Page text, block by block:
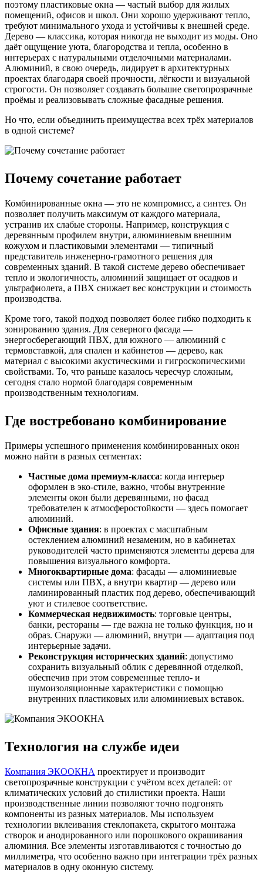
поэтому пластиковые окна — частый выбор для жилых
помещений, офисов и школ. Они хорошо удерживают тепло,
требуют минимального ухода и устойчивы к внешней среде.
Дерево — классика, которая никогда не выходит из моды. Оно
даёт ощущение уюта, благородства и тепла, особенно в
интерьерах с натуральными отделочными материалами.
Алюминий, в свою очередь, лидирует в архитектурных
проектах благодаря своей прочности, лёгкости и визуальной
строгости. Он позволяет создавать большие светопрозрачные
проёмы и реализовывать сложные фасадные решения.
Но что, если объединить преимущества всех трёх материалов
в одной системе?
Почему сочетание работает
Комбинированные окна — это не компромисс, а синтез. Он
позволяет получить максимум от каждого материала,
устранив их слабые стороны. Например, конструкция с
деревянным профилем внутри, алюминиевым внешним
кожухом и пластиковыми элементами — типичный
представитель инженерно-грамотного решения для
современных зданий. В такой системе дерево обеспечивает
тепло и экологичность, алюминий защищает от осадков и
ультрафиолета, а ПВХ снижает вес конструкции и стоимость
производства.
Кроме того, такой подход позволяет более гибко подходить к
зонированию здания. Для северного фасада —
энергосберегающий ПВХ, для южного — алюминий с
термовставкой, для спален и кабинетов — дерево, как
материал с высокими акустическими и гигроскопическими
свойствами. То, что раньше казалось чересчур сложным,
сегодня стало нормой благодаря современным
производственным технологиям.
Где востребовано комбинирование
Примеры успешного применения комбинированных окон
можно найти в разных сегментах:
Частные дома премиум-класса: когда интерьер
оформлен в эко-стиле, важно, чтобы внутренние
элементы окон были деревянными, но фасад
требователен к атмосферостойкости — здесь помогает
алюминий.
Офисные здания: в проектах с масштабным
остеклением алюминий незаменим, но в кабинетах
руководителей часто применяются элементы дерева для
повышения визуального комфорта.
Многоквартирные дома: фасады — алюминиевые
системы или ПВХ, а внутри квартир — дерево или
ламинированный пластик под дерево, обеспечивающий
уют и стилевое соответствие.
Коммерческая недвижимость: торговые центры,
банки, рестораны — где важна не только функция, но и
образ. Снаружи — алюминий, внутри — адаптация под
интерьерные задачи.
Реконструкция исторических зданий: допустимо
сохранить визуальный облик с деревянной отделкой,
обеспечив при этом современные тепло- и
шумоизоляционные характеристики с помощью
внутренних пластиковых или алюминиевых вставок.
Технология на службе идеи
Компания ЭКООКНА проектирует и производит
светопрозрачные конструкции с учётом всех деталей: от
климатических условий до стилистики проекта. Наши
производственные линии позволяют точно подгонять
компоненты из разных материалов. Мы используем
технологии вклеивания стеклопакета, скрытого монтажа
створок и анодированного или порошкового окрашивания
алюминия. Все элементы изготавливаются с точностью до
миллиметра, что особенно важно при интеграции трёх разных
материалов в одну оконную систему.